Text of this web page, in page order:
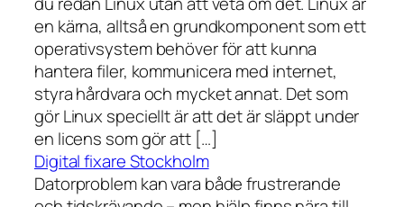
en kärna, alltså en grundkomponent som ett
operativsystem behöver för att kunna
hantera filer, kommunicera med internet,
styra hårdvara och mycket annat. Det som
gör Linux speciellt är att det är släppt under
en licens som gör att […]
Digital fixare Stockholm
Datorproblem kan vara både frustrerande